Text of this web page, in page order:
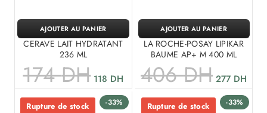
CERAVE LAIT HYDRATANT
236 ML
174DH 118 DH
AJOUTER AU PANIER
LA ROCHE-POSAY LIPIKAR
BAUME AP+ M 400 ML
406DH 277 DH
AJOUTER AU PANIER
-33%
Rupture de stock -33%
Rupture de stock